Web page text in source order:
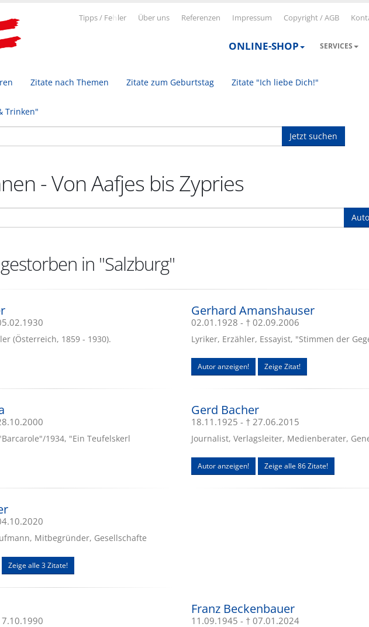
Tipps / Fe ler Über uns Referenzen Impressum Copyright / AGB
ONLINE-SHOP SERVICES
Zitate nach Themen Zitate zum Geburtstag Zitate "Ich liebe Dich!"
Trinken"
Jetzt suchen
- Von Aafjes bis Zypries
in "Salzburg"
(Österreich, 1859 - 1930).
Gerhard Amanshauser
02.01.1928 - † 02.09.2006
Lyriker, Erzähler, Essayist, "Stimmen der
Autor anzeigen! Zeige Zitat!
1934, "Ein Teufelskerl
Gerd Bacher
18.11.1925 - † 27.06.2015
Journalist, Verlagsleiter, Medienberater,
Autor anzeigen! Zeige alle 86 Zitate!
Mitbegründer, Gesellschafte
Zeige alle 3 Zitate!
Franz Beckenbauer
11.09.1945 - † 07.01.2024